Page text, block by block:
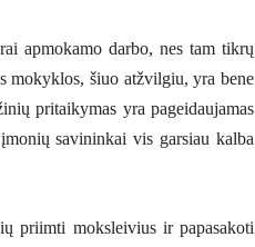
apmokamo darbo, nes tam tikrų
mokyklos, šiuo atžvilgiu, yra bene
pritaikymas yra pageidaujamas
savininkai vis garsiau kalba
priimti moksleivius ir papasakoti